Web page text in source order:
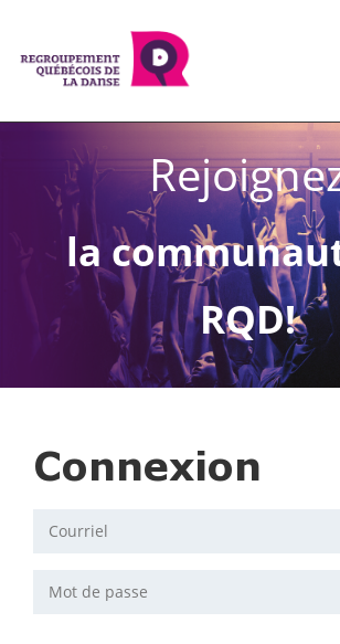
la
RQD!
Connexion